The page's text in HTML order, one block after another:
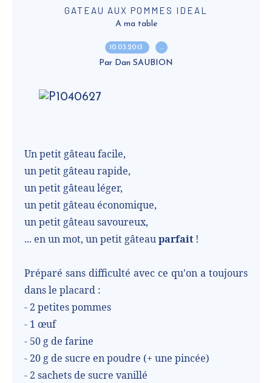
GATEAU AUX POMMES IDEAL
A ma table
10.03.2013 …
Par Dan SAUBION
Un petit gâteau facile,
un petit gâteau rapide,
un petit gâteau léger,
un petit gâteau économique,
un petit gâteau savoureux,
... en un mot, un petit gâteauparfait!
Préparé sans difficulté avec ce qu'on a toujours
dans le placard :
- 2 petites pommes
- 1 œuf
- 50 g de farine
- 20 g de sucre en poudre (+ une pincée)
- 2 sachets de sucre vanillé